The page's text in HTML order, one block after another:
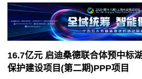
16.7亿元 启迪桑德联合体预中标
保护建设项目(第二期)PPP项目